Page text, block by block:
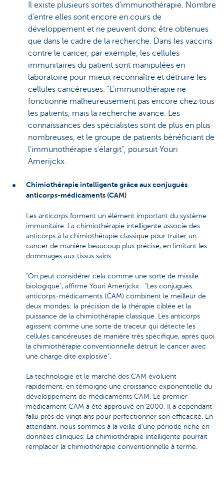
Il existe plusieurs sortes d’immunothérapie. Nombre
d'entre elles sont encore en cours de
développement et ne peuvent donc être obtenues
que dans le cadre de la recherche. Dans les vaccins
contre le cancer, par exemple, les cellules
immunitaires du patient sont manipulées en
laboratoire pour mieux reconnaître et détruire les
cellules cancéreuses. "L'immunothérapie ne
fonctionne malheureusement pas encore chez tous
les patients, mais la recherche avance. Les
connaissances des spécialistes sont de plus en plus
nombreuses, et le groupe de patients bénéficiant de
l'immunothérapie s'élargit", poursuit Youri
Amerijckx.
Chimiothérapie intelligente grâce aux conjugués
anticorps-médicaments (CAM)
Les anticorps forment un élément important du système
immunitaire. La chimiothérapie intelligente associe des
anticorps à la chimiothérapie classique pour traiter un
cancer de manière beaucoup plus précise, en limitant les
dommages aux tissus sains.
"On peut considérer cela comme une sorte de missile
biologique", affirme Youri Amerijckx. "Les conjugués
anticorps-médicaments (CAM) combinent le meilleur de
deux mondes: la précision de la thérapie ciblée et la
puissance de la chimiothérapie classique. Les anticorps
agissent comme une sorte de traceur qui détecte les
cellules cancéreuses de manière très spécifique, après quoi
la chimiothérapie conventionnelle détruit le cancer avec
une charge dite explosive".
La technologie et le marché des CAM évoluent
rapidement, en témoigne une croissance exponentielle du
développement de médicaments CAM. Le premier
médicament CAM a été approuvé en 2000. Il a cependant
fallu près de vingt ans pour perfectionner son efficacité. En
attendant, nous sommes à la veille d'une période riche en
données cliniques. La chimiothérapie intelligente pourrait
remplacer la chimiothérapie conventionnelle à terme.